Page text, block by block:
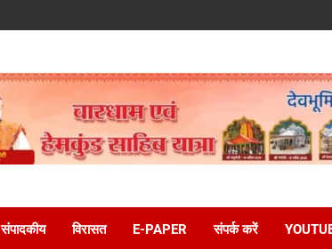
संपादकीय विरासत E-PAPER संपर्क करें